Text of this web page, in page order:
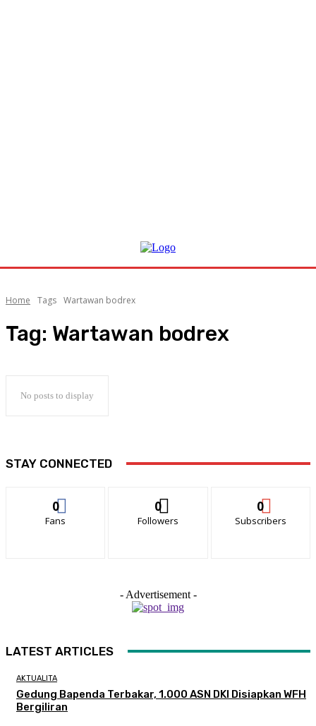
Home Tags Wartawan bodrex
Tag: Wartawan bodrex
No posts to display
STAY CONNECTED
0
Fans
0
Followers
0
Subscribers
- Advertisement -
LATEST ARTICLES
AKTUALITA
Gedung Bapenda Terbakar, 1.000 ASN DKI Disiapkan WFH
Bergiliran